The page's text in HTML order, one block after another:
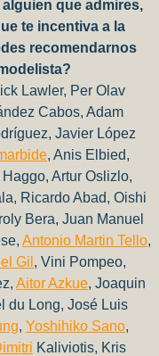
que admires,
te incentiva a la
recomendarnos
Lawler, Per Olav
Cabos, Adam
Javier López
, Anis Elbied,
Artur Oslizlo,
Ricardo Abad, Oishi
Bera, Juan Manuel
Antonio Martin Tello,
Gil , Vini Pompeo,
Aitor Azkue, Joaquin
du Long, José Luis
, Yoshihiko Sano,
Kaliviotis, Kris